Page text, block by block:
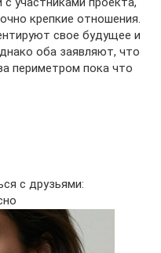
крепкие отношения.
свое будущее и
оба заявляют, что
периметром пока что
с друзьями: